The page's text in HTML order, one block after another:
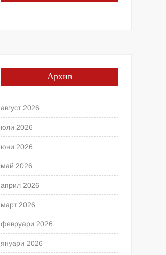
Архив
август 2026
юли 2026
юни 2026
май 2026
април 2026
март 2026
февруари 2026
януари 2026